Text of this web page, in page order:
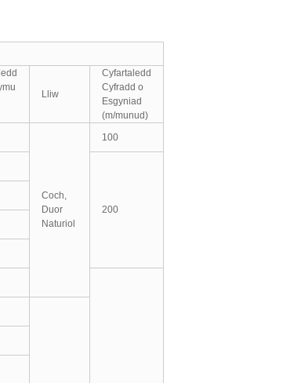
Lliw
Cyfartaledd
Cyfradd o
Esgyniad
(m/munud)
Coch,
Duor
Naturiol
100
200